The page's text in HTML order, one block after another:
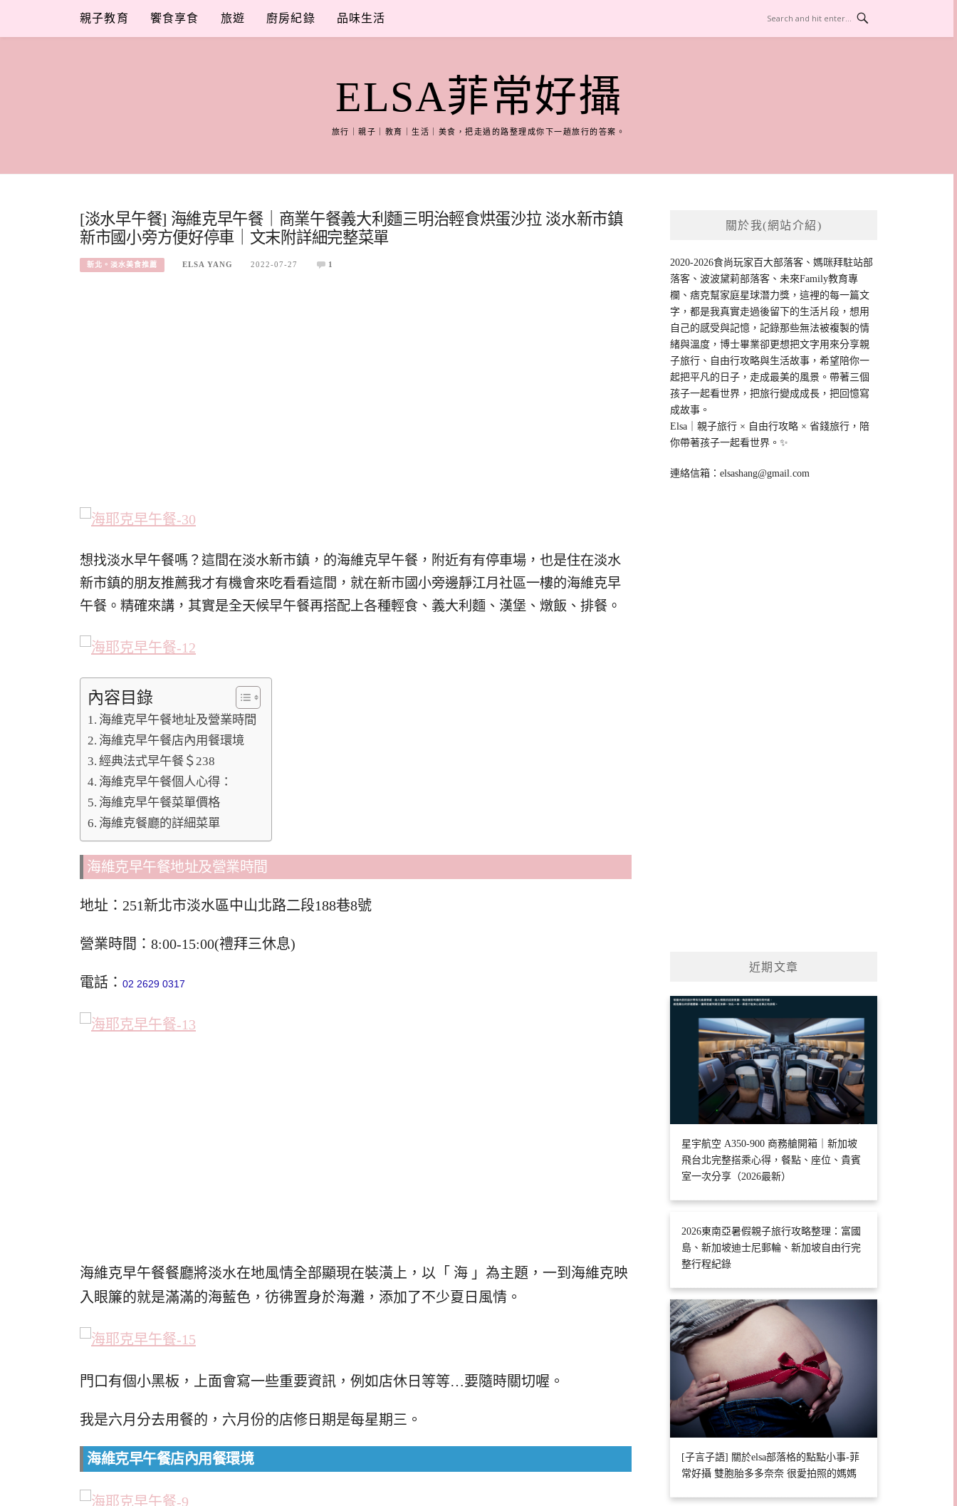
content
親子教育 饗食享食 旅遊 廚房紀錄 品味生活
ELSA菲常好攝
旅行｜親子｜教育｜生活｜美食，把走過的路整理成你下一趟旅行的答案。
[淡水早午餐] 海維克早午餐｜商業午餐義大利麵三明治輕食烘蛋沙拉 淡水新市鎮
新市國小旁方便好停車｜文末附詳細完整菜單
新北。淡水美食推薦 ELSA YANG 2022-07-27 1
想找淡水早午餐嗎？這間在淡水新市鎮，的海維克早午餐，附近有有停車場，也是住在淡水
新市鎮的朋友推薦我才有機會來吃看看這間，就在新市國小旁邊靜江月社區一樓的海維克早
午餐。精確來講，其實是全天候早午餐再搭配上各種輕食、義大利麵、漢堡、燉飯、排餐。
內容目錄
海維克早午餐地址及營業時間
海維克早午餐店內用餐環境
經典法式早午餐＄238
海維克早午餐個人心得：
海維克早午餐菜單價格
海維克餐廳的詳細菜單
海維克早午餐地址及營業時間
地址：251新北市淡水區中山北路二段188巷8號
營業時間：8:00-15:00(禮拜三休息)
電話： 02 2629 0317
海維克早午餐餐廳將淡水在地風情全部顯現在裝潢上，以「 海 」為主題，一到海維克映
入眼簾的就是滿滿的海藍色，彷彿置身於海灘，添加了不少夏日風情。
門口有個小黑板，上面會寫一些重要資訊，例如店休日等等…要隨時關切喔。
我是六月分去用餐的，六月份的店修日期是每星期三。
海維克早午餐店內用餐環境
關於我(網站介紹)
2020-2026食尚玩家百大部落客、媽咪拜駐站部
落客、波波黛莉部落客、未來Family教育專
欄、痞克幫家庭星球潛力獎，這裡的每一篇文
字，都是我真實走過後留下的生活片段，想用
自己的感受與記憶，記錄那些無法被複製的情
緒與溫度，博士畢業卻更想把文字用來分享親
子旅行、自由行攻略與生活故事，希望陪你一
起把平凡的日子，走成最美的風景。帶著三個
孩子一起看世界，把旅行變成成長，把回憶寫
成故事。
Elsa｜親子旅行 × 自由行攻略 × 省錢旅行，陪
你帶著孩子一起看世界。✨
連絡信箱：elsashang@gmail.com
近期文章
星宇航空 A350-900 商務艙開箱｜新加坡
飛台北完整搭乘心得，餐點、座位、貴賓
室一次分享（2026最新）
2026東南亞暑假親子旅行攻略整理：富國
島、新加坡迪士尼郵輪、新加坡自由行完
整行程紀錄
[子言子語] 關於elsa部落格的點點小事-菲
常好攝 雙胞胎多多奈奈 很愛拍照的媽媽